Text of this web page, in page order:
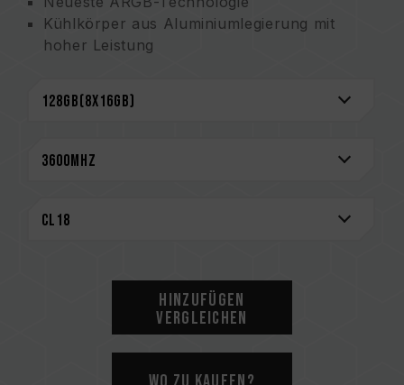
Kühlkörper aus Aluminiumlegierung mit
hoher Leistung
O.C.-Profil-Unterstützung
I703920)
Plattformen finden Sie im Abschnitt
„Kompatibilitätsabfrage“ .
Bitte prüfen Sie vor dem Kauf von
Speicherprodukten die vom Motherboard-
Hersteller bereitgestellte QVL (Qualified
Hinzufügen
Vergleichen